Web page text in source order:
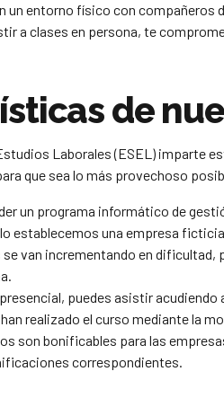
un entorno físico con compañeros
a clases en persona, te
de
Laborales (ESEL) imparte
que sea lo más provechoso
un programa informático de
establecemos una empresa
van incrementando en dificultad,
puedes asistir
han realizado el curso mediante la
son bonificables para las
correspondientes.